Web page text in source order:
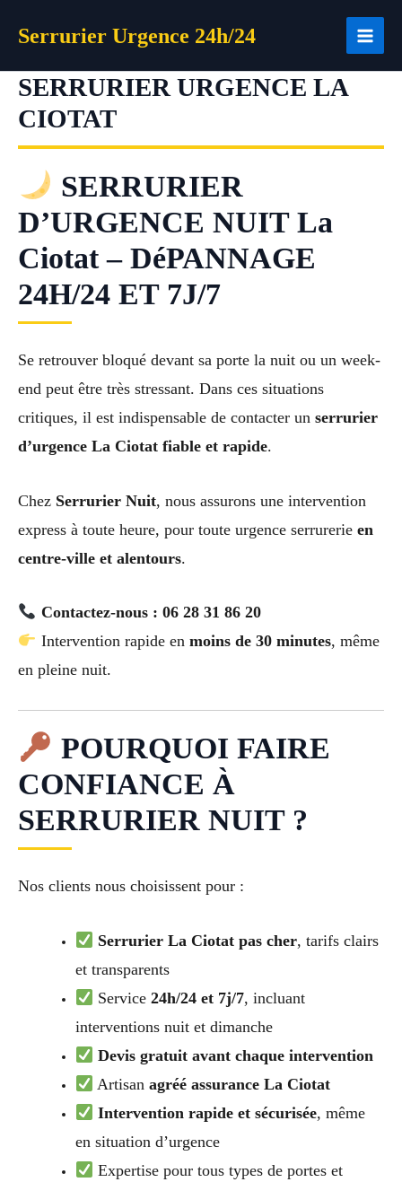
Serrurier Urgence 24h/24
SERRURIER URGENCE LA
CIOTAT
SERRURIER
D’URGENCE NUIT La
Ciotat – DéPANNAGE
24H/24 ET 7J/7
Se retrouver bloqué devant sa porte la nuit ou un week-
end peut être très stressant. Dans ces situations
critiques, il est indispensable de contacter un serrurier
d’urgence La Ciotat fiable et rapide.
Chez Serrurier Nuit, nous assurons une intervention
express à toute heure, pour toute urgence serrurerie en
centre-ville et alentours.
Contactez-nous : 06 28 31 86 20
Intervention rapide en moins de 30 minutes, même
en pleine nuit.
POURQUOI FAIRE
CONFIANCE À
SERRURIER NUIT ?
Nos clients nous choisissent pour :
Serrurier La Ciotat pas cher, tarifs clairs
et transparents
Service24h/24 et 7j/7, incluant
interventions nuit et dimanche
Devis gratuit avant chaque intervention
Artisanagréé assurance La Ciotat
Intervention rapide et sécurisée, même
en situation d’urgence
Expertise pour tous types de portes et